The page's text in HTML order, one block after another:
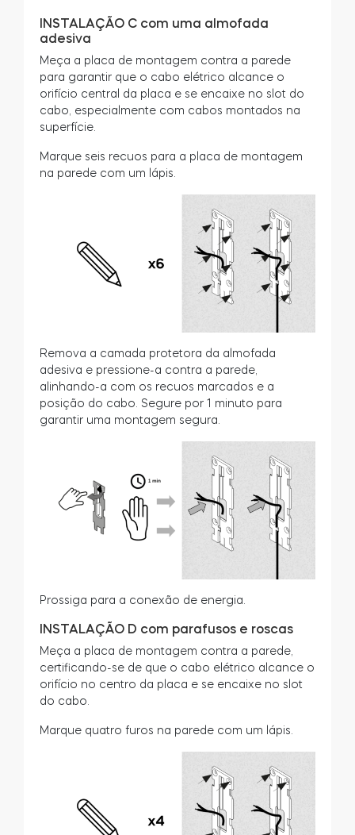
INSTALAÇÃO C com uma almofada
adesiva
Meça a placa de montagem contra a parede
para garantir que o cabo elétrico alcance o
orifício central da placa e se encaixe no slot do
cabo, especialmente com cabos montados na
superfície.
Marque seis recuos para a placa de montagem
na parede com um lápis.
Remova a camada protetora da almofada
adesiva e pressione-a contra a parede,
alinhando-a com os recuos marcados e a
posição do cabo. Segure por 1 minuto para
garantir uma montagem segura.
Prossiga para a conexão de energia.
INSTALAÇÃO D com parafusos e roscas
Meça a placa de montagem contra a parede,
certificando-se de que o cabo elétrico alcance o
orifício no centro da placa e se encaixe no slot
do cabo.
Marque quatro furos na parede com um lápis.